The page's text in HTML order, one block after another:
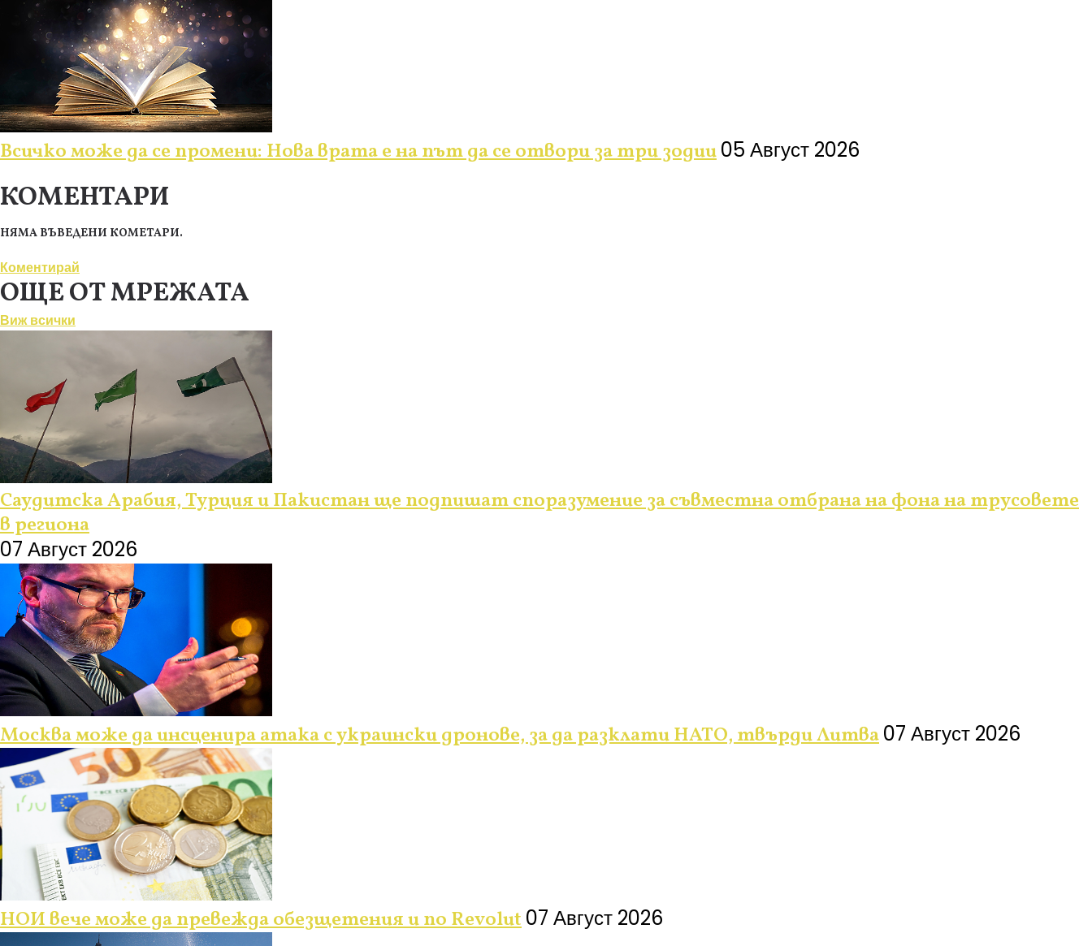
Всичко може да се промени: Нова врата е на път да се отвори за три зодии05 Август 2026
КОМЕНТАРИ
НЯМА ВЪВЕДЕНИ КОМЕТАРИ.
Коментирай
ОЩЕ ОТ МРЕЖАТА
Виж всички
Саудитска Арабия, Турция и Пакистан ще подпишат споразумение за съвместна отбрана на фона на трусовете
в региона
07 Август 2026
Москва може да инсценира атака с украински дронове, за да разклати НАТО, твърди Литва07 Август 2026
НОИ вече може да превежда обезщетения и по Revolut07 Август 2026